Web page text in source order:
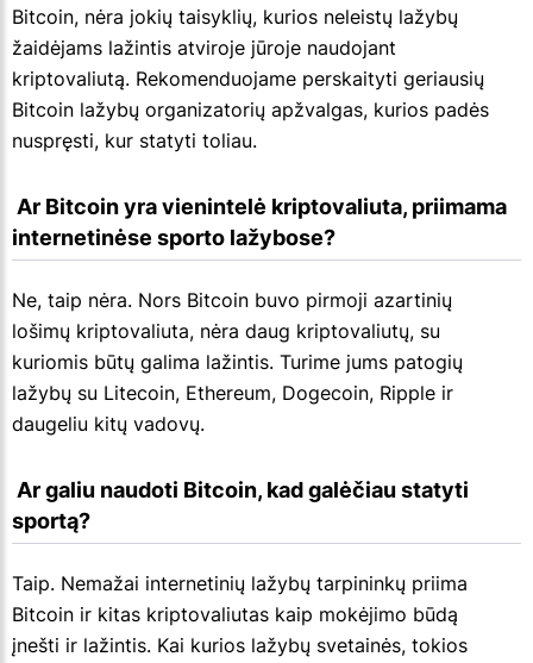
Bitcoin, nėra jokių taisyklių, kurios neleistų lažybų
žaidėjams lažintis atviroje jūroje naudojant
kriptovaliutą. Rekomenduojame perskaityti geriausių
Bitcoin lažybų organizatorių apžvalgas, kurios padės
nuspręsti, kur statyti toliau.
internetinėse sporto lažybose?
Ne, taip nėra. Nors Bitcoin buvo pirmoji azartinių
lošimų kriptovaliuta, nėra daug kriptovaliutų, su
kuriomis būtų galima lažintis. Turime jums patogių
lažybų su Litecoin, Ethereum, Dogecoin, Ripple ir
daugeliu kitų vadovų.
sportą?
Taip. Nemažai internetinių lažybų tarpininkų priima
Bitcoin ir kitas kriptovaliutas kaip mokėjimo būdą
įnešti ir lažintis. Kai kurios lažybų svetainės, tokios